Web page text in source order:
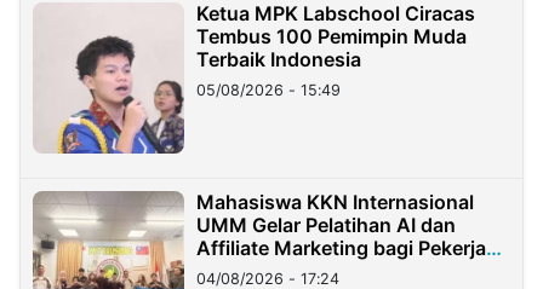
Ketua MPK Labschool Ciracas
Tembus 100 Pemimpin Muda
Terbaik Indonesia
05/08/2026 - 15:49
Mahasiswa KKN Internasional
UMM Gelar Pelatihan AI dan
Affiliate Marketing bagi Pekerja
Migran Indonesia di Taiwan
04/08/2026 - 17:24